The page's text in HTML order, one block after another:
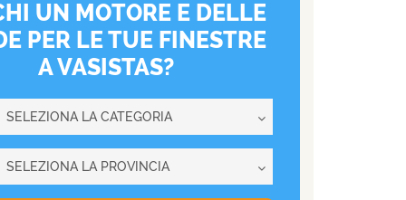
UN MOTORE E DELLE
PER LE TUE FINESTRE
A VASISTAS?